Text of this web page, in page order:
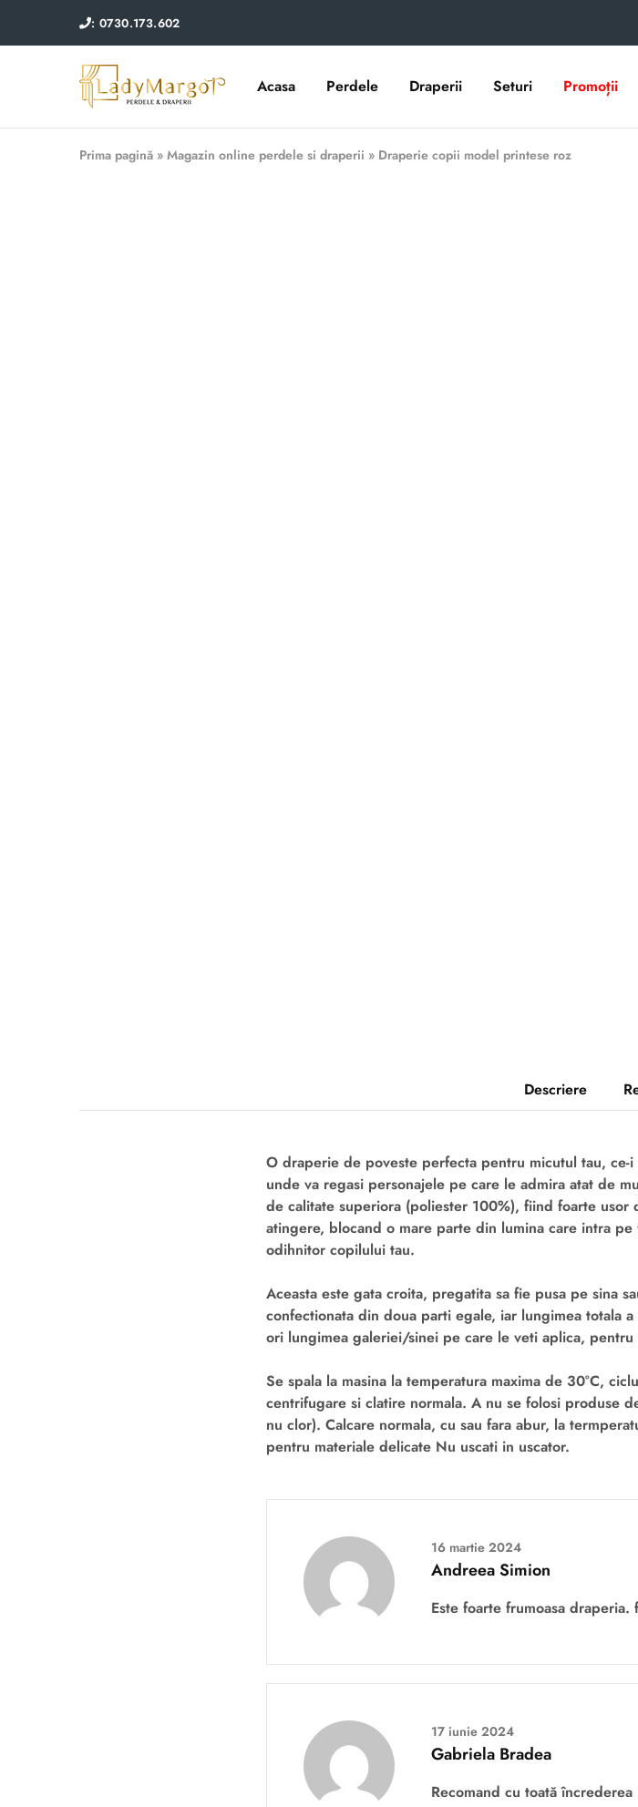
: 0730.173.602
Lady
Margot
Perdele
si
Acasa Perdele Draperii Seturi Promoții
Prima pagină » Magazin online perdele si draperii » Draperie copii model printese roz
Descriere
O draperie de poveste perfecta pentru micutul tau, ce-
unde va regasi personajele pe care le admira atat de
de calitate superiora (poliester 100%), fiind foarte usor
atingere, blocand o mare parte din lumina care intra
odihnitor copilului tau.
Aceasta este gata croita, pregatita sa fie pusa pe sina
confectionata din doua parti egale, iar lungimea totala
ori lungimea galeriei/sinei pe care le veti aplica,
Se spala la masina la temperatura maxima de 30°C,
centrifugare si clatire normala. A nu se folosi produse
nu clor). Calcare normala, cu sau fara abur, la
pentru materiale delicate Nu uscati in uscator.
16 martie 2024
Andreea Simion
Este foarte frumoasa
17 iunie 2024
Gabriela Bradea
Recomand cu toată încrederea